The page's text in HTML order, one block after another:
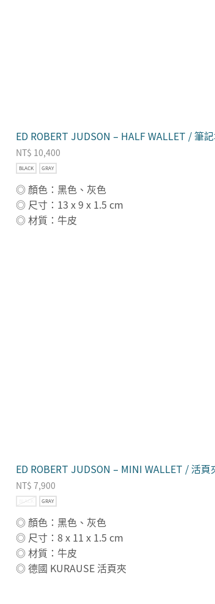
ED ROBERT JUDSON – HALF WALLET / 筆
NT$ 10,400
BLACK GRAY
◎ 顏色：黑色、灰色
◎ 尺寸：13 x 9 x 1.5 cm
◎ 材質：牛皮
ED ROBERT JUDSON – MINI WALLET / 活
NT$ 7,900
BLACK GRAY
◎ 顏色：黑色、灰色
◎ 尺寸：8 x 11 x 1.5 cm
◎ 材質：牛皮
◎ 德國 KURAUSE 活頁夾